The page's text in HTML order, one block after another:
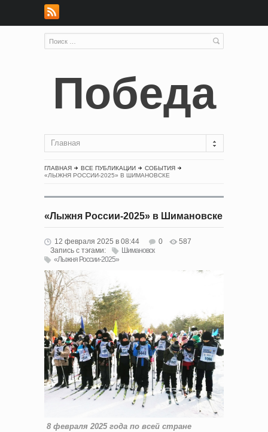
Победа
Главная
ГЛАВНАЯ ВСЕ ПУБЛИКАЦИИ
СОБЫТИЯ
«ЛЫЖНЯ РОССИИ-2025» В ШИМАНОВСКЕ
«Лыжня России-2025» в Шимановске
12 февраля 2025 в 08:44 0
587
Запись с тэгами:
Шимановск
«Лыжня России-2025»
8 февраля 2025 года по всей стране